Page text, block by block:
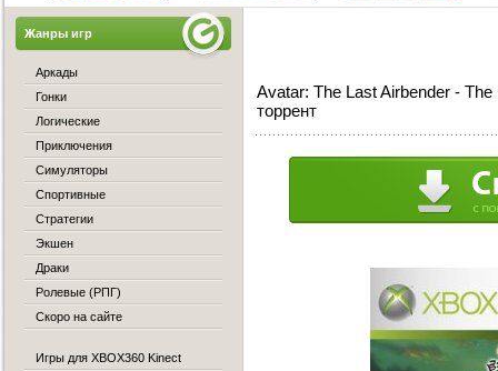
Avatar: The Last Airbender -
торрент
Жанры игр
Аркады
Гонки
Логические
Приключения
Симуляторы
Спортивные
Стратегии
Экшен
Драки
Ролевые (РПГ)
Скоро на сайте
Игры для XBOX360 Kinect